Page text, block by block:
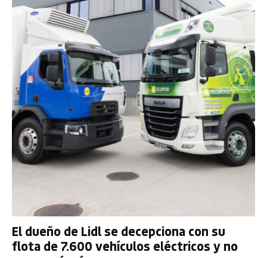
El dueño de Lidl se decepciona con su
flota de 7.600 vehículos eléctricos y no